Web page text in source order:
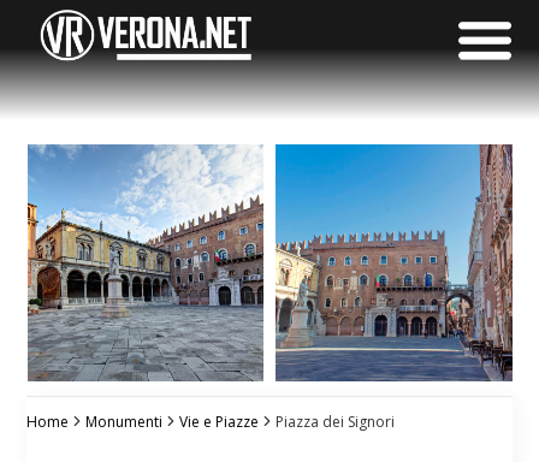
Home Monumenti Vie e Piazze Piazza dei Signori